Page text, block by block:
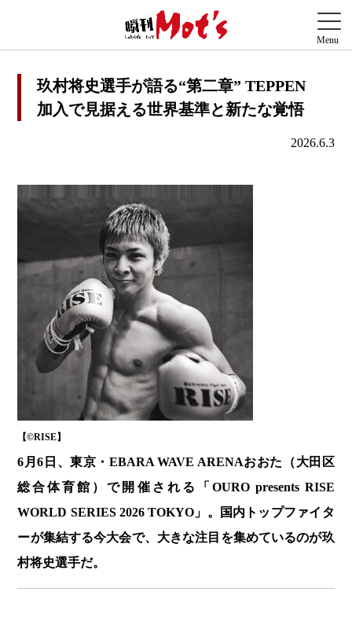
玖村将史選手が語る“第二章” TEPPEN
加入で見据える世界基準と新たな覚悟
2026.6.3
【©️RISE】
6月6日、東京・EBARA WAVE ARENAおおた（大田区
総合体育館）で開催される「OURO presents RISE
WORLD SERIES 2026 TOKYO」。国内トップファイタ
ーが集結する今大会で、大きな注目を集めているのが玖
村将史選手だ。